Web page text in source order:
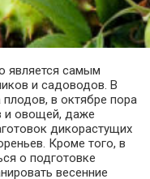
является самым
и садоводов. В
в октябре пора
и овощей, даже
дикорастущих
Кроме того, в
о подготовке
весенние